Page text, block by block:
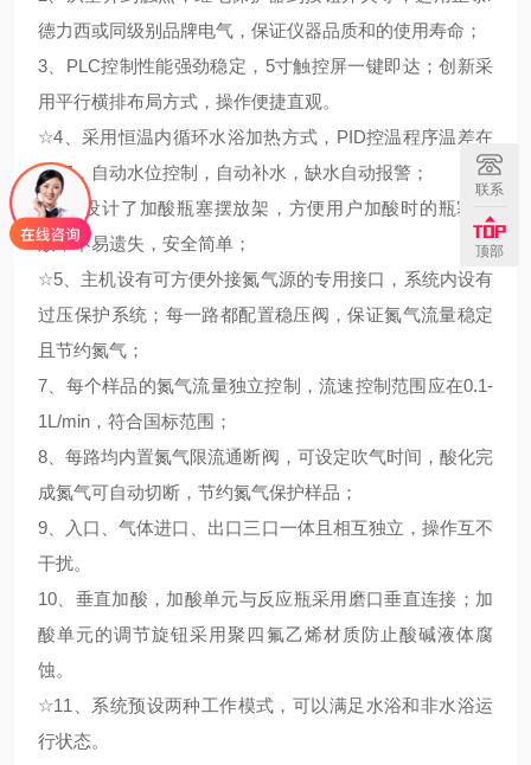
德力西或同级别品牌电气，保证仪器品质和的使用寿命；
3、PLC控制性能强劲稳定，5寸触控屏一键即达；创新采
用平行横排布局方式，操作便捷直观。
☆4、采用恒温内循环水浴加热方式，PID控温程序温差在
±1℃，自动水位控制，自动补水，缺水自动报警；
☆5、设计了加酸瓶塞摆放架，方便用户加酸时的瓶塞摆
放，不易遗失，安全简单；
☆5、主机设有可方便外接氮气源的专用接口，系统内设有
过压保护系统；每一路都配置稳压阀，保证氮气流量稳定
且节约氮气；
7、每个样品的氮气流量独立控制，流速控制范围应在0.1-
1L/min，符合国标范围；
8、每路均内置氮气限流通断阀，可设定吹气时间，酸化完
成氮气可自动切断，节约氮气保护样品；
9、入口、气体进口、出口三口一体且相互独立，操作互不
干扰。
10、垂直加酸，加酸单元与反应瓶采用磨口垂直连接；加
酸单元的调节旋钮采用聚四氟乙烯材质防止酸碱液体腐
蚀。
☆11、系统预设两种工作模式，可以满足水浴和非水浴运
行状态。
联系
顶部